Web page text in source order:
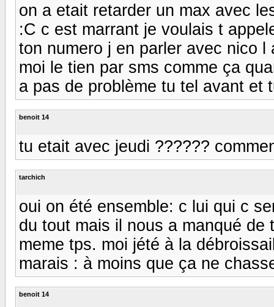
on a etait retarder un max avec
:C c est marrant je voulais t
ton numero j en parler avec nico
moi le tien par sms comme ça
a pas de problème tu tel avant et
benoit 14
tu etait avec jeudi ??????
tarchich
oui on été ensemble: c lui qui c
du tout mais il nous a manqué
meme tps. moi jété à la
marais : à moins que ça ne
benoit 14